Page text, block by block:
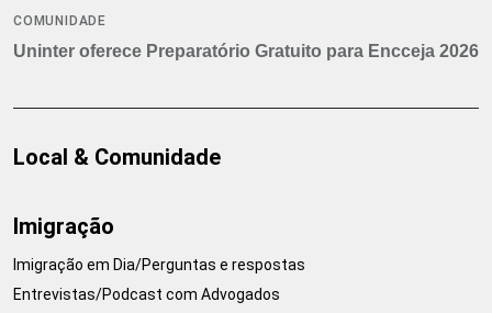
COMUNIDADE
Uninter oferece Preparatório Gratuito para Encceja 2026
Local & Comunidade
Imigração
Imigração em Dia/Perguntas e respostas
Entrevistas/Podcast com Advogados